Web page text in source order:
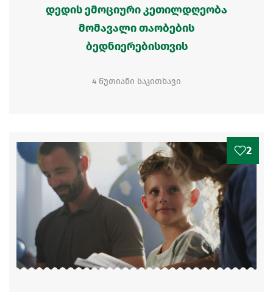
დედის ემოციური კეთილდღეობა
მომავალი თაობების
ბედნიერებისთვის
4 წუთიანი საკითხავი
2